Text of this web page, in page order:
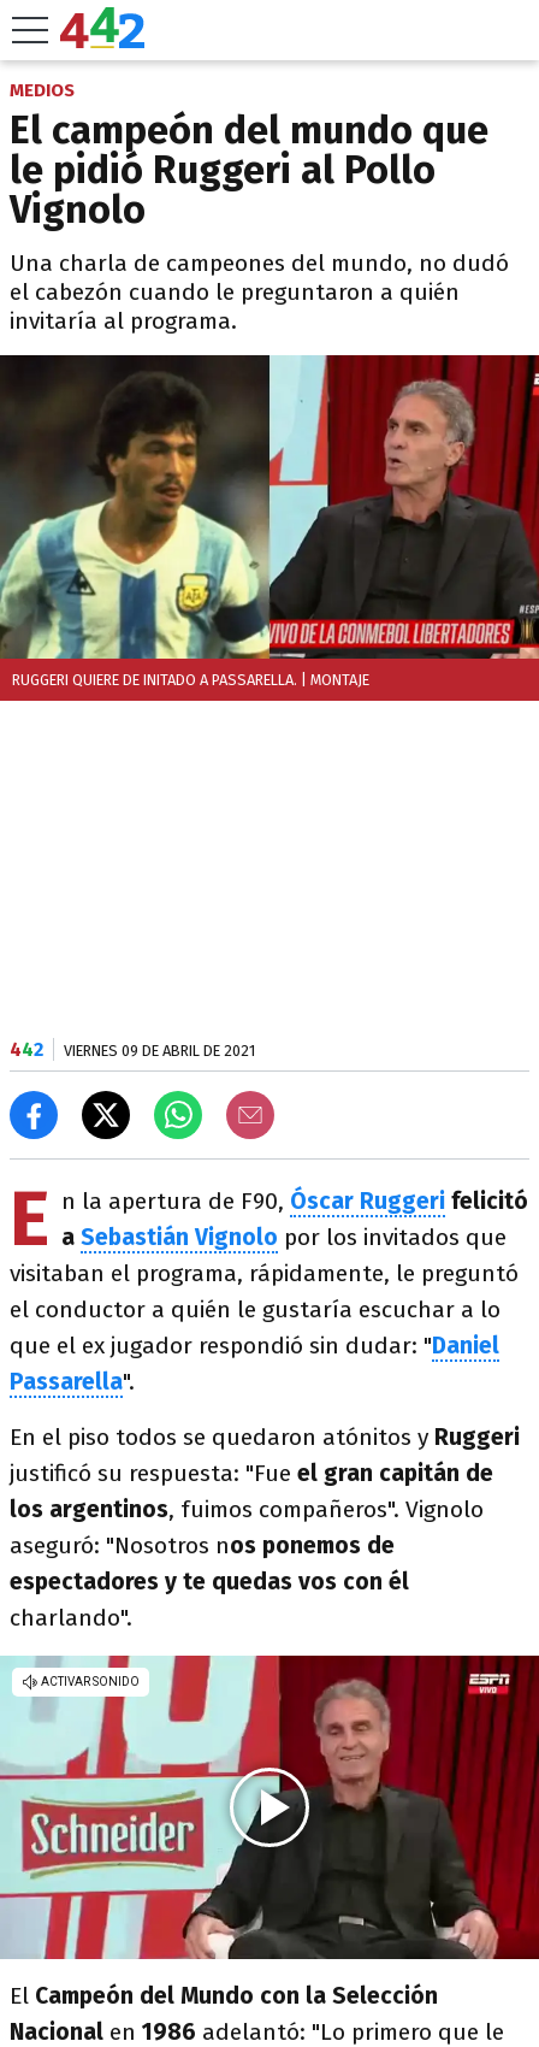
MEDIOS
El campeón del mundo que
le pidió Ruggeri al Pollo
Vignolo
Una charla de campeones del mundo, no dudó
el cabezón cuando le preguntaron a quién
invitaría al programa.
RUGGERI QUIERE DE INITADO A PASSARELLA. | MONTAJE
442 VIERNES 09 DE ABRIL DE 2021
E n la apertura de F90, Óscar Ruggeri felicitó
a Sebastián Vignolo por los invitados que
visitaban el programa, rápidamente, le preguntó
el conductor a quién le gustaría escuchar a lo
que el ex jugador respondió sin dudar: "Daniel
Passarella".
En el piso todos se quedaron atónitos y Ruggeri
justificó su respuesta: "Fue el gran capitán de
los argentinos, fuimos compañeros". Vignolo
aseguró: "Nosotros nos ponemos de
espectadores y te quedas vos con él
charlando".
El Campeón del Mundo con la Selección
Nacional en 1986 adelantó: "Lo primero que le